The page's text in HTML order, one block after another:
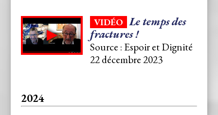
VIDÉO Le temps des
fractures !
Source : Espoir et Dignité
22 décembre 2023
2024